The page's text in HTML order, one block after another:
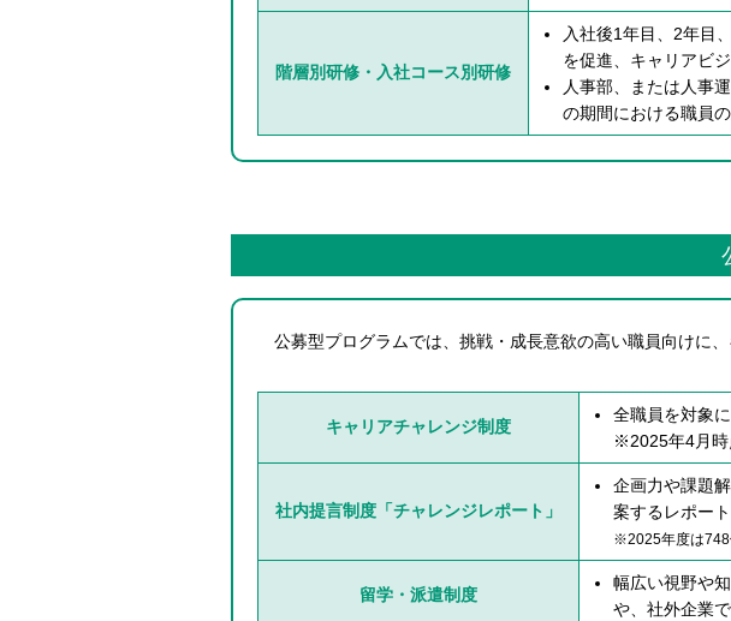
階層別研修・入社コース別研修
入社後1年目、2年目
を促進、キャリアビ
人事部、または人事
の期間における職員
公募型プログラムでは、挑戦・成長意欲の高い職員向けに
キャリアチャレンジ制度
全職員を対象
※2025年4月時
社内提言制度「チャレンジレポート」
企画力や課題
案するレポー
※2025年度は748
留学・派遣制度
幅広い視野や
や、社外企業